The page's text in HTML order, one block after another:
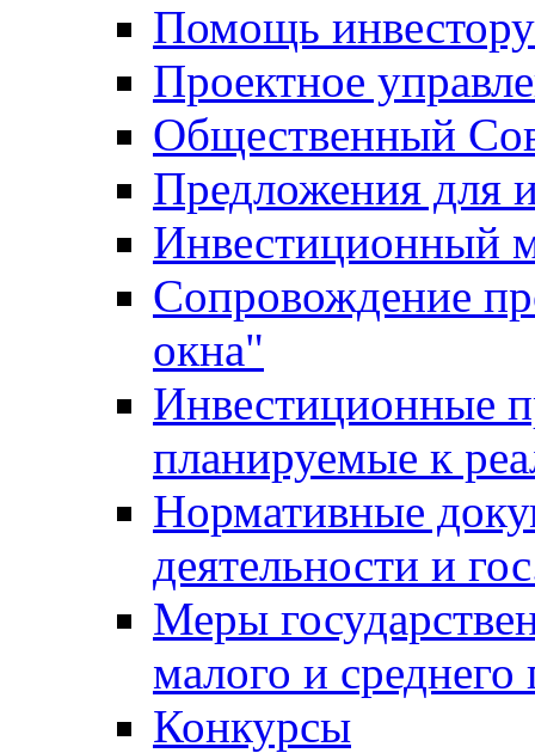
Помощь инвестору
Проектное
Общественный
Предложения для
Инвестиционный
Сопровождение
окна"
Инвестиционные
планируемые к
Нормативные
деятельности и
Меры
малого и среднего
Конкурсы